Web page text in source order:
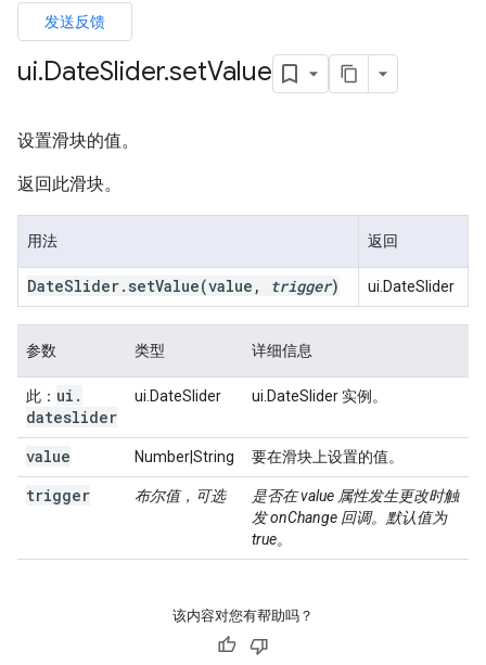
发送反馈
ui.DateSlider.setValue
设置滑块的值。
返回此滑块。
用法 返回
DateSlider. setValue(value , trigger) ui.DateSlider
参数 类型 详细信息
此： ui .
dateslider
ui.DateSlider ui.DateSlider 实例。
value Number|String 要在滑块上设置的值。
trigger 布尔值，可选
是否在 value 属性发生更改时触
发 onChange 回调。默认值为
true。
该内容对您有帮助吗？